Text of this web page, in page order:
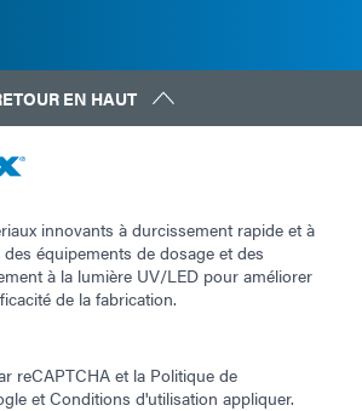
EN HAUT
innovants à durcissement rapide et à
équipements de dosage et des
à la lumière UV/LED pour améliorer
de la fabrication.
reCAPTCHA et la Politique de
etConditions d'utilisation appliquer.